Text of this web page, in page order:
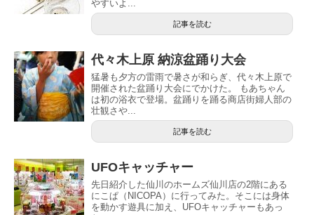
やすいよ...
記事を読む
代々木上原 納涼盆踊り大会
猛暑も夕方の雷雨で暑さが和らぎ、代々木上原で
開催された盆踊り大会にでかけた。 もあちゃん
は初の浴衣で登場。盆踊りを踊る商店街婦人部の
壮観さや...
記事を読む
UFOキャッチャー
先日紹介した仙川のホームズ仙川店の2階にある
にこぱ（NICOPA）に行ってみた。そこには身体
を動かす遊具に加え、UFOキャッチャーもあっ